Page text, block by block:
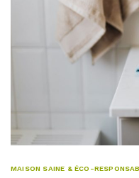
MAISON SAINE & ÉCO-